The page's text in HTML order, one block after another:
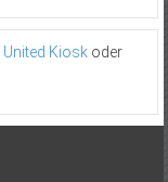
United Kioskoder